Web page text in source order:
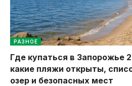
РАЗНОЕ
Где купаться в Запорожье
какие пляжи открыты,
озер и безопасных мест